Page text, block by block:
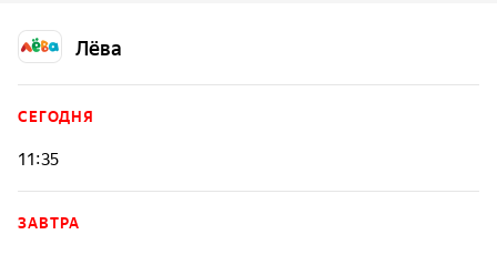
и становиться пожарным, скорой помощью, полицейским,
самолетом и спасателем, чтобы помочь им.
Лёва
СЕГОДНЯ
11:35
ЗАВТРА